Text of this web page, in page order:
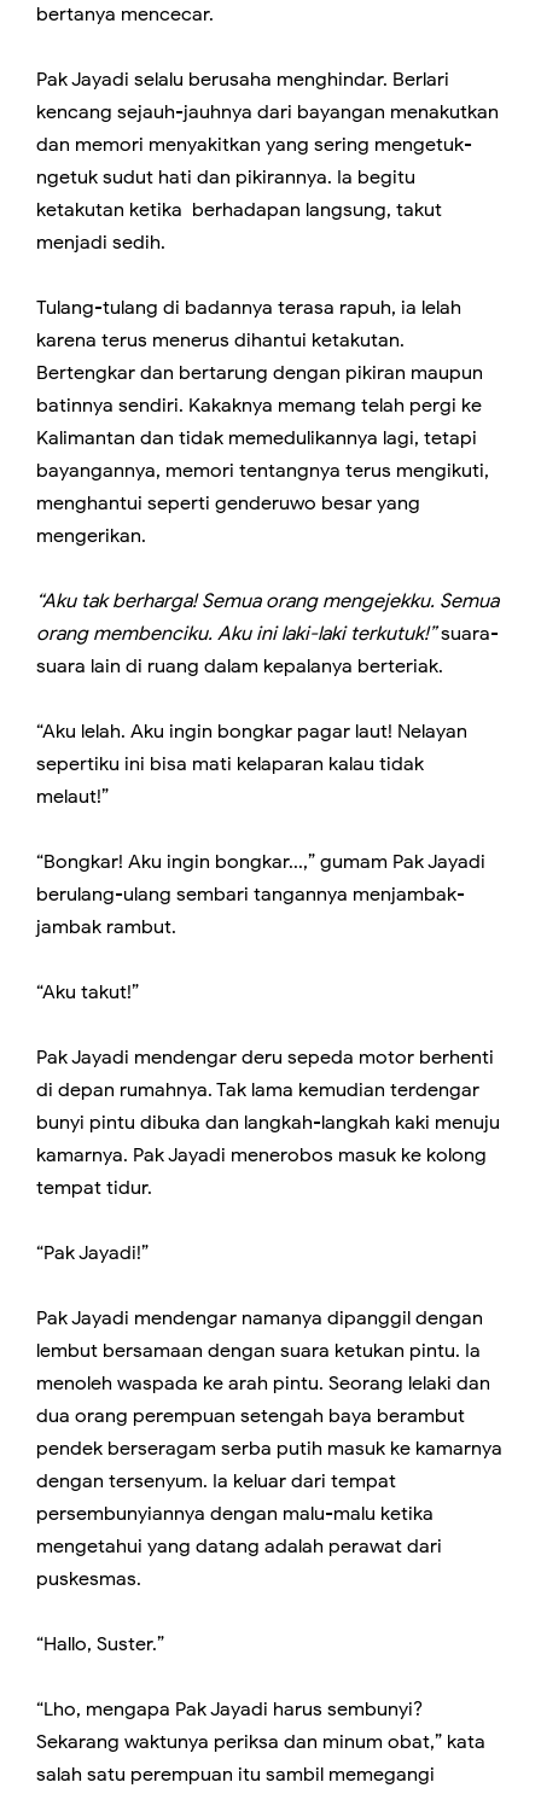
bertanya mencecar.
Pak Jayadi selalu berusaha menghindar. Berlari
kencang sejauh-jauhnya dari bayangan menakutkan
dan memori menyakitkan yang sering mengetuk-
ngetuk sudut hati dan pikirannya. Ia begitu
ketakutan ketika berhadapan langsung, takut
menjadi sedih.
Tulang-tulang di badannya terasa rapuh, ia lelah
karena terus menerus dihantui ketakutan.
Bertengkar dan bertarung dengan pikiran maupun
batinnya sendiri. Kakaknya memang telah pergi ke
Kalimantan dan tidak memedulikannya lagi, tetapi
bayangannya, memori tentangnya terus mengikuti,
menghantui seperti genderuwo besar yang
mengerikan.
“Aku tak berharga! Semua orang mengejekku. Semua
orang membenciku. Aku ini laki-laki terkutuk!”suara-
suara lain di ruang dalam kepalanya berteriak.
“Aku lelah. Aku ingin bongkar pagar laut! Nelayan
sepertiku ini bisa mati kelaparan kalau tidak
melaut!”
“Bongkar! Aku ingin bongkar...,” gumam Pak Jayadi
berulang-ulang sembari tangannya menjambak-
jambak rambut.
“Aku takut!”
Pak Jayadi mendengar deru sepeda motor berhenti
di depan rumahnya. Tak lama kemudian terdengar
bunyi pintu dibuka dan langkah-langkah kaki menuju
kamarnya. Pak Jayadi menerobos masuk ke kolong
tempat tidur.
“Pak Jayadi!”
Pak Jayadi mendengar namanya dipanggil dengan
lembut bersamaan dengan suara ketukan pintu. Ia
menoleh waspada ke arah pintu. Seorang lelaki dan
dua orang perempuan setengah baya berambut
pendek berseragam serba putih masuk ke kamarnya
dengan tersenyum. Ia keluar dari tempat
persembunyiannya dengan malu-malu ketika
mengetahui yang datang adalah perawat dari
puskesmas.
“Hallo, Suster.”
“Lho, mengapa Pak Jayadi harus sembunyi?
Sekarang waktunya periksa dan minum obat,” kata
salah satu perempuan itu sambil memegangi